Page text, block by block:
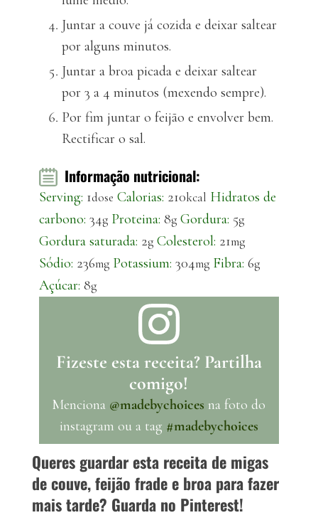
Juntar a couve já cozida e deixar saltear
por alguns minutos.
Juntar a broa picada e deixar saltear
por 3 a 4 minutos (mexendo sempre).
Por fim juntar o feijão e envolver bem.
Rectificar o sal.
Informação nutricional:
Serving: 1dose Calorias: 210kcal Hidratos de
carbono: 34g Proteina: 8g Gordura: 5g
Gordura saturada: 2g Colesterol: 21mg
Sódio: 236mg Potassium: 304mg Fibra: 6g
Açúcar: 8g
Fizeste esta receita? Partilha
comigo!
Menciona @madebychoices na foto do
instagram ou a tag #madebychoices
Queres guardar esta receita de migas
de couve, feijão frade e broa para fazer
mais tarde? Guarda no Pinterest!